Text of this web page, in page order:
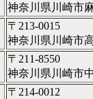
神奈川県川崎市
〒213-0015
神奈川県川崎市
〒211-8550
神奈川県川崎市
〒214-0012